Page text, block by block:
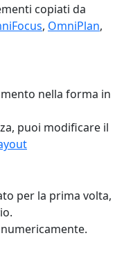
copiati da
, OmniPlan,
nella forma in
puoi modificare il
per la prima volta,